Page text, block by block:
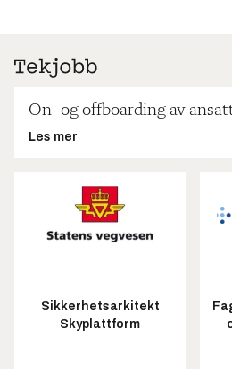
On- og offboarding av
Les mer
Sikkerhetsarkitekt
Skyplattform